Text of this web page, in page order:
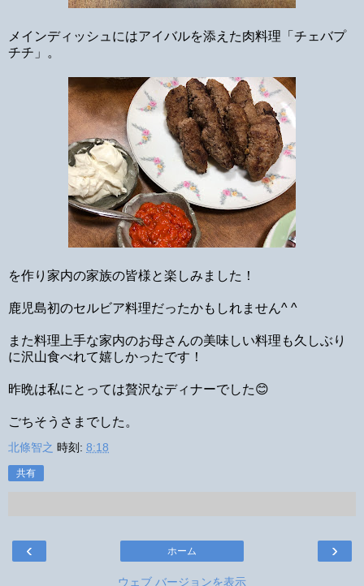
メインディッシュにはアイバルを添えた肉料理「チェバプ
チチ」。
を作り家内の家族の皆様と楽しみました！
鹿児島初のセルビア料理だったかもしれません^ ^
また料理上手な家内のお母さんの美味しい料理も久しぶり
に沢山食べれて嬉しかったです！
昨晩は私にとっては贅沢なディナーでした😊
ごちそうさまでした。
北條智之 時刻: 8:18
共有
‹ ›
ホーム
ウェブ バージョンを表示